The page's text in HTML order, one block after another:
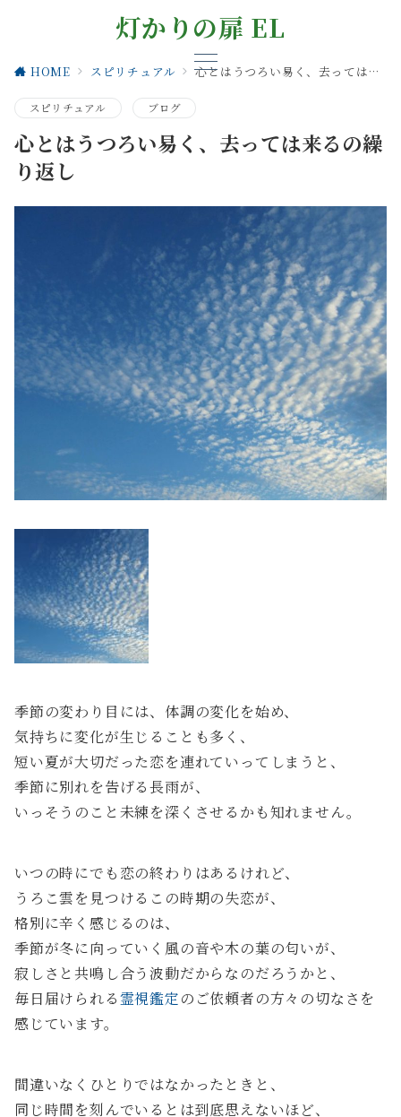
灯かりの扉 EL
HOME スピリチュアル 心とはうつろい易く、去っては来るの繰り返し
スピリチュアル ブログ
心とはうつろい易く、去っては来るの繰
り返し
季節の変わり目には、体調の変化を始め、
気持ちに変化が生じることも多く、
短い夏が大切だった恋を連れていってしまうと、
季節に別れを告げる長雨が、
いっそうのこと未練を深くさせるかも知れません。
いつの時にでも恋の終わりはあるけれど、
うろこ雲を見つけるこの時期の失恋が、
格別に辛く感じるのは、
季節が冬に向っていく風の音や木の葉の匂いが、
寂しさと共鳴し合う波動だからなのだろうかと、
毎日届けられる霊視鑑定のご依頼者の方々の切なさを
感じています。
間違いなくひとりではなかったときと、
同じ時間を刻んでいるとは到底思えないほど、